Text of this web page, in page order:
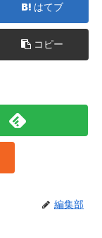
はてブ
コピー
編集部